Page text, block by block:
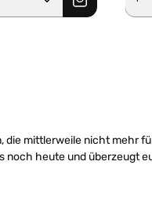
mittlerweile nicht mehr
noch heute und überzeugt